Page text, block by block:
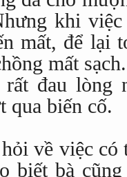
khi
mất, để lại
mất
đau lòng
qua biến cố.
về việc có
biết bà